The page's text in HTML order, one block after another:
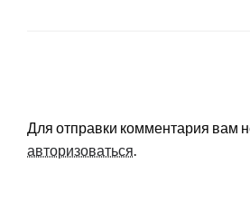
Для отправки комментария вам
авторизоваться.